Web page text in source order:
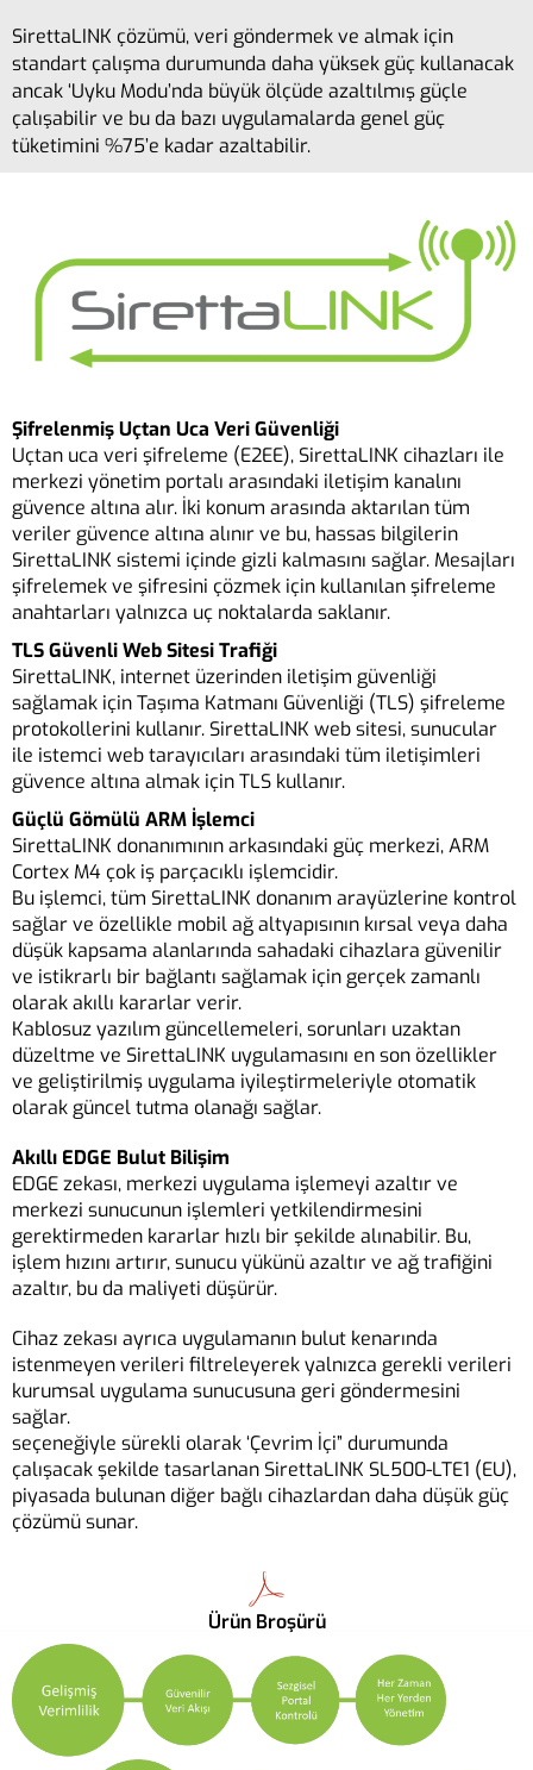
SirettaLINK çözümü, veri göndermek ve almak için
standart çalışma durumunda daha yüksek güç kullanacak
ancak ‘Uyku Modu’nda büyük ölçüde azaltılmış güçle
çalışabilir ve bu da bazı uygulamalarda genel güç
tüketimini %75’e kadar azaltabilir.
Şifrelenmiş Uçtan Uca Veri Güvenliği
Uçtan uca veri şifreleme (E2EE), SirettaLINK cihazları ile
merkezi yönetim portalı arasındaki iletişim kanalını
güvence altına alır. İki konum arasında aktarılan tüm
veriler güvence altına alınır ve bu, hassas bilgilerin
SirettaLINK sistemi içinde gizli kalmasını sağlar. Mesajları
şifrelemek ve şifresini çözmek için kullanılan şifreleme
anahtarları yalnızca uç noktalarda saklanır.
TLS Güvenli Web Sitesi Trafiği
SirettaLINK, internet üzerinden iletişim güvenliği
sağlamak için Taşıma Katmanı Güvenliği (TLS) şifreleme
protokollerini kullanır. SirettaLINK web sitesi, sunucular
ile istemci web tarayıcıları arasındaki tüm iletişimleri
güvence altına almak için TLS kullanır.
Güçlü Gömülü ARM İşlemci
SirettaLINK donanımının arkasındaki güç merkezi, ARM
Cortex M4 çok iş parçacıklı işlemcidir.
Bu işlemci, tüm SirettaLINK donanım arayüzlerine kontrol
sağlar ve özellikle mobil ağ altyapısının kırsal veya daha
düşük kapsama alanlarında sahadaki cihazlara güvenilir
ve istikrarlı bir bağlantı sağlamak için gerçek zamanlı
olarak akıllı kararlar verir.
Kablosuz yazılım güncellemeleri, sorunları uzaktan
düzeltme ve SirettaLINK uygulamasını en son özellikler
ve geliştirilmiş uygulama iyileştirmeleriyle otomatik
olarak güncel tutma olanağı sağlar.
Akıllı EDGE Bulut Bilişim
EDGE zekası, merkezi uygulama işlemeyi azaltır ve
merkezi sunucunun işlemleri yetkilendirmesini
gerektirmeden kararlar hızlı bir şekilde alınabilir. Bu,
işlem hızını artırır, sunucu yükünü azaltır ve ağ trafiğini
azaltır, bu da maliyeti düşürür.
Cihaz zekası ayrıca uygulamanın bulut kenarında
istenmeyen verileri filtreleyerek yalnızca gerekli verileri
kurumsal uygulama sunucusuna geri göndermesini
sağlar.
seçeneğiyle sürekli olarak ‘Çevrim İçi” durumunda
çalışacak şekilde tasarlanan SirettaLINK SL500-LTE1 (EU),
piyasada bulunan diğer bağlı cihazlardan daha düşük güç
çözümü sunar.
Ürün Broşürü